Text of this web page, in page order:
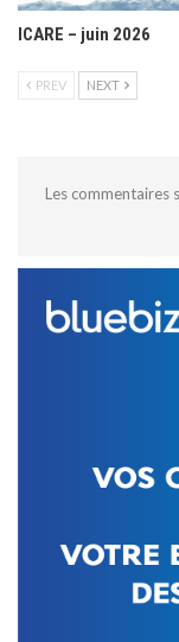
ICARE – juin 2026
PREV NEXT
Les commentaires